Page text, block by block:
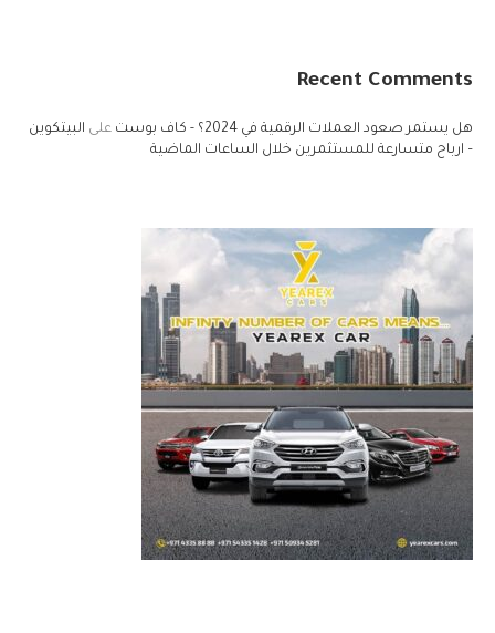
Recent Comments
هل يستمر صعود العملات الرقمية في 2024؟ - كاف بوست على البيتكوين
– ارباح متسارعة للمستثمرين خلال الساعات الماضية